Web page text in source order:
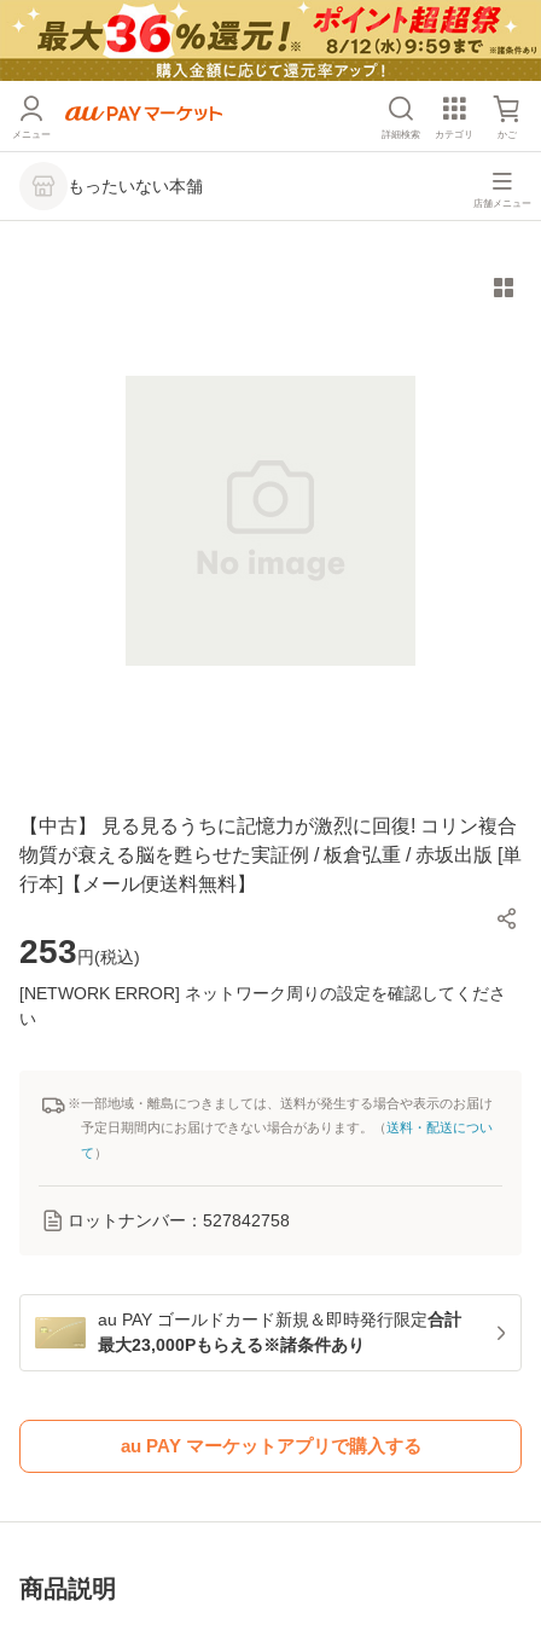
メニュー 詳細検索 カテゴリ かご
もったいない本舗
店舗メニュー
【中古】 見る見るうちに記憶力が激烈に回復! コリン複合
物質が衰える脳を甦らせた実証例 / 板倉弘重 / 赤坂出版 [単
行本]【メール便送料無料】
253円(税込)
[NETWORK ERROR] ネットワーク周りの設定を確認してくださ
い
※一部地域・離島につきましては、送料が発生する場合や表示のお届け
予定日期間内にお届けできない場合があります。（送料・配送につい
て ）
ロットナンバー： 527842758
au PAY ゴールドカード新規＆即時発行限定合計
最大23,000Pもらえる※諸条件あり
au PAY マーケットアプリで購入する
商品説明